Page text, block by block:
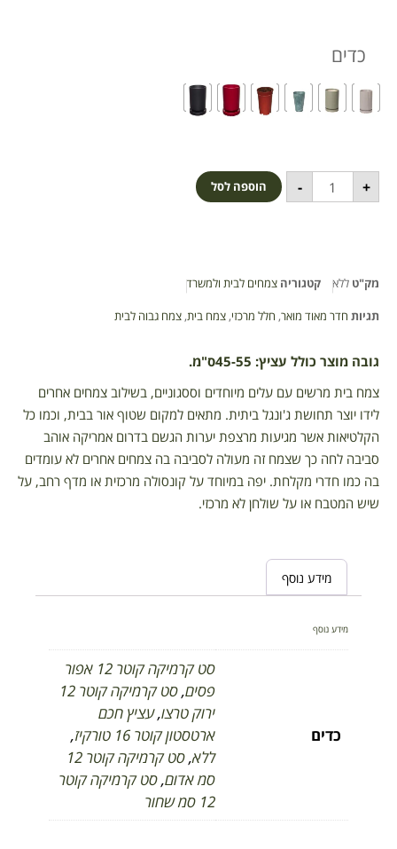
כדים
- + הוספה לסל
מק"ט ללא קטגוריה צמחים לבית ולמשרד
תגיות חדר מאוד מואר, חלל מרכזי, צמח בית, צמח גבוה לבית
גובה מוצר כולל עציץ: 45-55ס"מ.
צמח בית מרשים עם עלים מיוחדים וססגוניים, בשילוב צמחים אחרים
לידו יוצר תחושת ג'ונגל ביתית. מתאים למקום שטוף אור בבית, וכמו כל
הקלטיאות אשר מגיעות מרצפת יערות הגשם בדרום אמריקה אוהב
סביבה לחה כך שצמח זה מעולה לסביבה בה צמחים אחרים לא עומדים
בה כמו חדרי מקלחת. יפה במיוחד על קונסולה מרכזית או מדף רחב, על
שיש המטבח או על שולחן לא מרכזי.
מידע נוסף
מידע נוסף
כדים
סט קרמיקה קוטר 12 אפור
פסים,
סט קרמיקה קוטר 12
ירוק טרצו,עציץ חכם
ארטסטון קוטר 16 טורקיז
,
ללא,
סט קרמיקה קוטר 12
סמ אדום,סט קרמיקה קוטר
12 סמ שחור